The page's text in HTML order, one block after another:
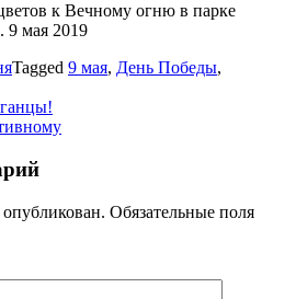
к Вечному огню в парке
9 мая 2019
Tagged 9 мая, День Победы,
Обязательные поля